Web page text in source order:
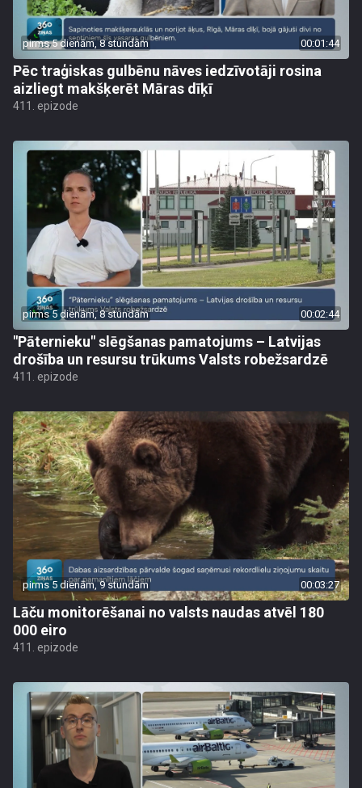
pirms 5 dienām, 8 stundām 00:01:44
Pēc traģiskas gulbēnu nāves iedzīvotāji rosina
aizliegt makšķerēt Māras dīķī
411. epizode
pirms 5 dienām, 8 stundām 00:02:44
"Pāternieku" slēgšanas pamatojums – Latvijas
drošība un resursu trūkums Valsts robežsardzē
411. epizode
pirms 5 dienām, 9 stundām 00:03:27
Lāču monitorēšanai no valsts naudas atvēl 180
000 eiro
411. epizode